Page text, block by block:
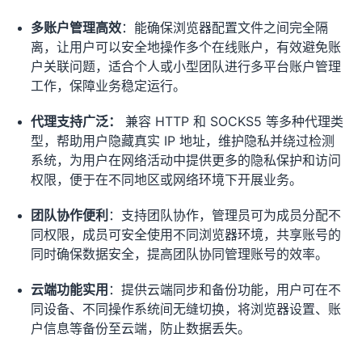
多账户管理高效：能确保浏览器配置文件之间完全隔
离，让用户可以安全地操作多个在线账户，有效避免账
户关联问题，适合个人或小型团队进行多平台账户管理
工作，保障业务稳定运行。
代理支持广泛：
兼容 HTTP 和 SOCKS5 等多种代理类
型，帮助用户隐藏真实 IP 地址，维护隐私并绕过检测
系统，为用户在网络活动中提供更多的隐私保护和访问
权限，便于在不同地区或网络环境下开展业务。
团队协作便利 ：支持团队协作，管理员可为成员分配不
同权限，成员可安全使用不同浏览器环境，共享账号的
同时确保数据安全，提高团队协同管理账号的效率。
云端功能实用 ：提供云端同步和备份功能，用户可在不
同设备、不同操作系统间无缝切换，将浏览器设置、账
户信息等备份至云端，防止数据丢失。